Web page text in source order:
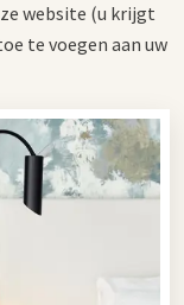
website (u krijgt
te voegen aan uw